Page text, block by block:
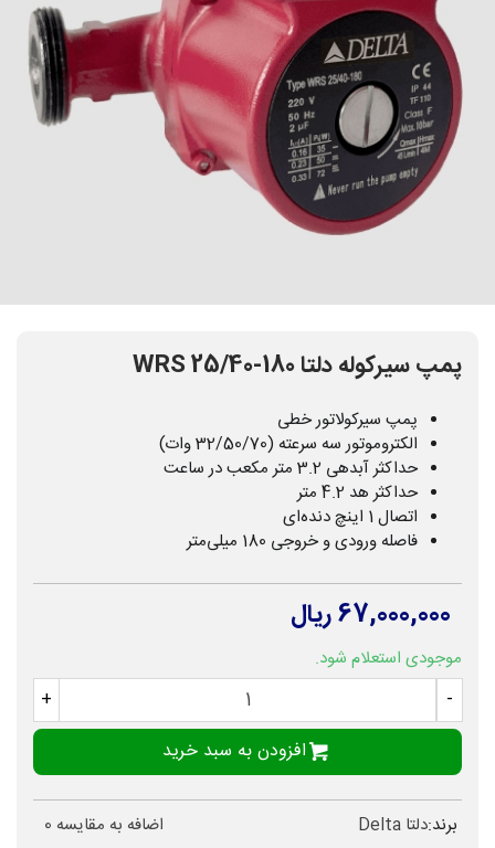
پمپ سیرکوله دلتا WRS 25/40-180
پمپ سیرکولاتور خطی
الکتروموتور سه سرعته (32/50/70 وات)
حداکثر آبدهی 3.2 متر مکعب در ساعت
حداکثر هد 4.2 متر
اتصال 1 اینچ دنده‌ای
فاصله ورودی و خروجی 180 میلی‌متر
67,000,000 ریال
موجودی استعلام شود.
-
+
افزودن به سبد خرید
برند:دلتا Delta اضافه به مقایسه 0